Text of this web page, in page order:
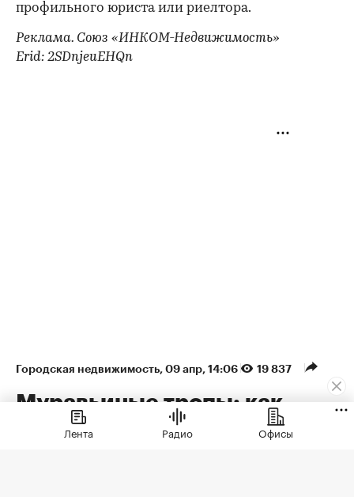
профильного юриста или риелтора.
Реклама. Союз «ИНКОМ-Недвижимость»
Erid: 2SDnjeuEHQn
Городская недвижимость 09 апр, 14:06 19 837
Муравьиные тропы: как
арендаторы формируют
Лента Радио Офисы